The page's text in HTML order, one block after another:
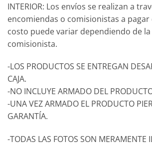
INTERIOR: Los envíos se realizan a
encomiendas o comisionistas a pagar
costo puede variar dependiendo de
comisionista.
-LOS PRODUCTOS SE ENTREGAN
CAJA.
-NO INCLUYE ARMADO DEL
-UNA VEZ ARMADO EL PRODUCTO
GARANTÍA.
-TODAS LAS FOTOS SON MERAMENTE